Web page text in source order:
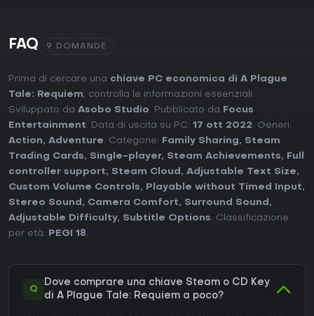
FAQ 9 DOMANDE
Prima di cercare una chiave PC economica di A Plague
Tale: Requiem, controlla le informazioni essenziali.
Sviluppato da Asobo Studio. Pubblicato da
Focus
Entertainment. Data di uscita su PC: 17 ott 2022. Generi:
Action, Adventure. Categorie: Family Sharing, Steam
Trading Cards, Single-player, Steam Achievements,
Full
controller support, Steam Cloud , Adjustable Text Size,
Custom Volume Controls, Playable without Timed Input,
Stereo Sound , Camera Comfort, Surround Sound ,
Adjustable Difficulty, Subtitle Options. Classificazione
per età:
PEGI 18.
Q
Dove comprare una chiave Steam o CD Key
di A Plague Tale: Requiem a poco?